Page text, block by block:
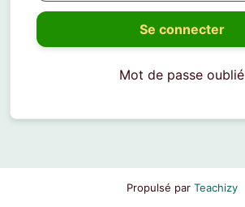
Se connecter
Mot de passe oublié
Propulsé par Teachizy